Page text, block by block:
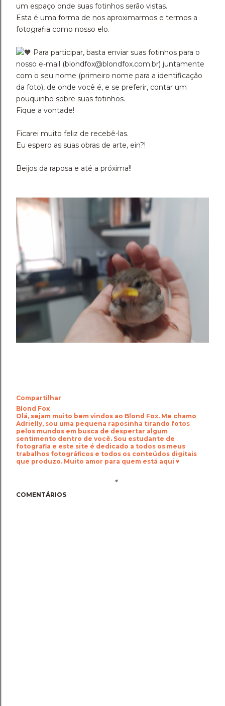
um espaço onde suas fotinhos serão vistas.
Esta é uma forma de nos aproximarmos e termos a
fotografia como nosso elo.
Para participar, basta enviar suas fotinhos para o
nosso e-mail (blondfox@blondfox.com.br) juntamente
com o seu nome (primeiro nome para a identificação
da foto), de onde você é, e se preferir, contar um
pouquinho sobre suas fotinhos.
Fique a vontade!
Ficarei muito feliz de recebê-las.
Eu espero as suas obras de arte, ein?!
Beijos da raposa e até a próxima!!
Compartilhar
Blond Fox
Olá, sejam muito bem vindos ao Blond Fox. Me chamo
Adrielly, sou uma pequena raposinha tirando fotos
pelos mundos em busca de despertar algum
sentimento dentro de você. Sou estudante de
fotografia e este site é dedicado a todos os meus
trabalhos fotográficos e todos os conteúdos digitais
que produzo. Muito amor para quem está aqui ♥
COMENTÁRIOS